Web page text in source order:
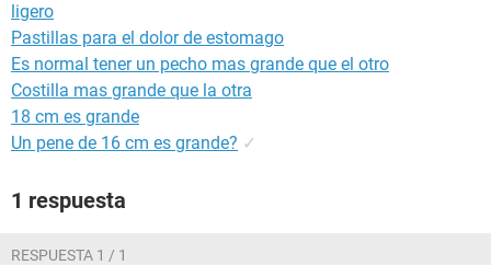
ligero
Pastillas para el dolor de estomago
Es normal tener un pecho mas grande que el otro
Costilla mas grande que la otra
18 cm es grande
Un pene de 16 cm es grande? ✓
1 respuesta
RESPUESTA 1 / 1